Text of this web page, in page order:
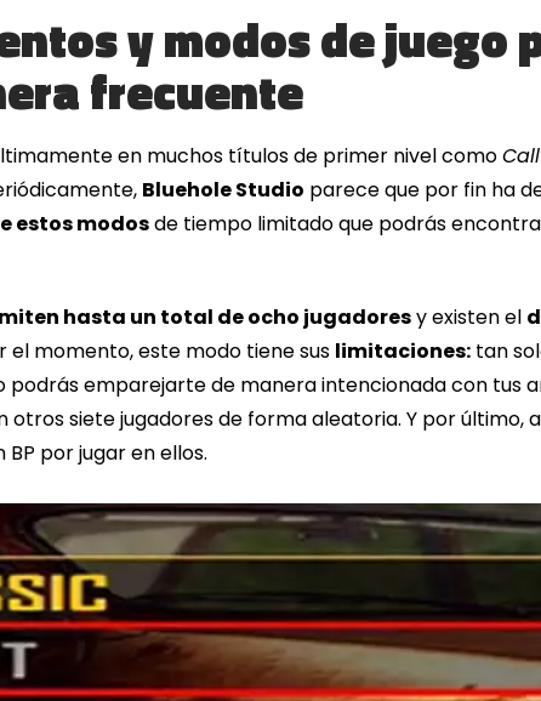
y modos de juego
frecuente
en muchos títulos de primer nivel como
Bluehole Studio parece que por fin ha
estos modosde tiempo limitado que podrás
hasta un total de ocho jugadoresy existen el
el momento, este modo tiene sus limitaciones: tan
podrás emparejarte de manera intencionada con tus
siete jugadores de forma aleatoria. Y por último,
por jugar en ellos.